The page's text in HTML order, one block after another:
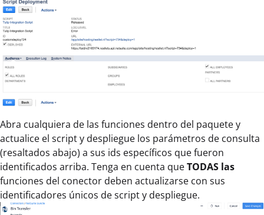
Abra cualquiera de las funciones dentro del paquete y
actualice el script y despliegue los parámetros de consulta
(resaltados abajo) a sus ids específicos que fueron
identificados arriba. Tenga en cuenta queTODAS las
funciones del conector deben actualizarse con sus
identificadores únicos de script y despliegue.